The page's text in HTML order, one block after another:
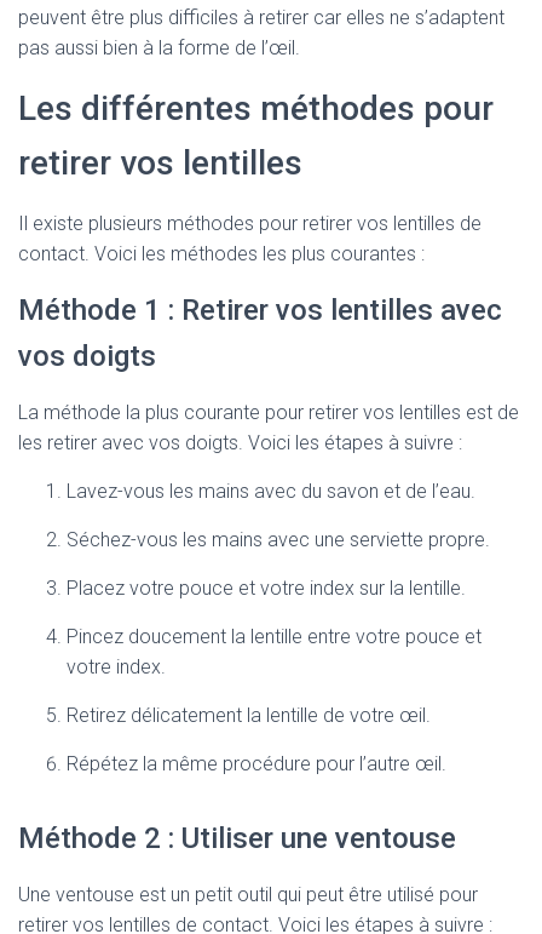
peuvent être plus difficiles à retirer car elles ne s’adaptent
pas aussi bien à la forme de l’œil.
Les différentes méthodes pour
retirer vos lentilles
Il existe plusieurs méthodes pour retirer vos lentilles de
contact. Voici les méthodes les plus courantes :
Méthode 1 : Retirer vos lentilles avec
vos doigts
La méthode la plus courante pour retirer vos lentilles est de
les retirer avec vos doigts. Voici les étapes à suivre :
Lavez-vous les mains avec du savon et de l’eau.
Séchez-vous les mains avec une serviette propre.
Placez votre pouce et votre index sur la lentille.
Pincez doucement la lentille entre votre pouce et
votre index.
Retirez délicatement la lentille de votre œil.
Répétez la même procédure pour l’autre œil.
Méthode 2 : Utiliser une ventouse
Une ventouse est un petit outil qui peut être utilisé pour
retirer vos lentilles de contact. Voici les étapes à suivre :